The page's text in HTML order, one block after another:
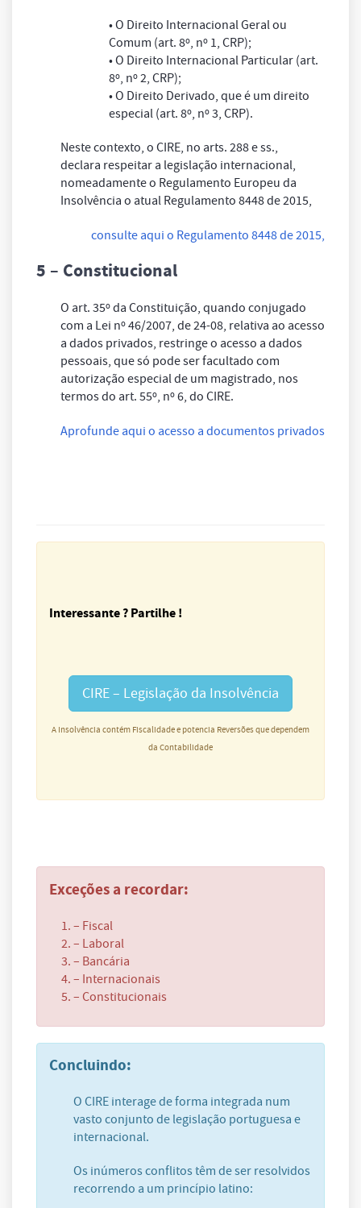
• O Direito Internacional Geral ou
Comum (art. 8º, nº 1, CRP);
• O Direito Internacional Particular (art.
8º, nº 2, CRP);
• O Direito Derivado, que é um direito
especial (art. 8º, nº 3, CRP).
Neste contexto, o CIRE, no arts. 288 e ss.,
declara respeitar a legislação internacional,
nomeadamente o Regulamento Europeu da
Insolvência o atual Regulamento 8448 de 2015,
consulte aqui o Regulamento 8448 de 2015,
5 – Constitucional
O art. 35º da Constituição, quando conjugado
com a Lei nº 46/2007, de 24-08, relativa ao acesso
a dados privados, restringe o acesso a dados
pessoais, que só pode ser facultado com
autorização especial de um magistrado, nos
termos do art. 55º, nº 6, do CIRE.
Aprofunde aqui o acesso a documentos privados
Interessante ? Partilhe !
CIRE – Legislação da Insolvência
A Insolvência contém Fiscalidade e potencia Reversões que dependem
da Contabilidade
Exceções a recordar:
– Fiscal
– Laboral
– Bancária
– Internacionais
– Constitucionais
Concluindo:
O CIRE interage de forma integrada num
vasto conjunto de legislação portuguesa e
internacional.
Os inúmeros conflitos têm de ser resolvidos
recorrendo a um princípio latino: